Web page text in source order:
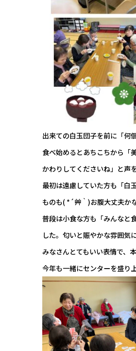
出来ての白玉団子を前に「何
食べ始めるとあちこちから「
かわりしてくださいね」と声
最初は遠慮していた方も「白
ものも( *´艸｀)お腹大丈夫か
普段は小食な方も「みんなと
した。匂いと賑やかな雰囲気
みなさんとてもいい表情で、
今年も一緒にセンターを盛り